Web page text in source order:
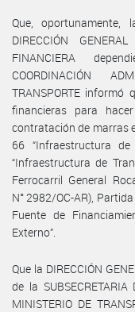
Que, oportunamente,
DIRECCIÓN
FINANCIERA
COORDINACIÓN
TRANSPORTE
financieras para
contratación de marras
66 “Infraestructura
“Infraestructura de
Ferrocarril General
N° 2982/OC-AR),
Fuente de
Externo”.
Que la DIRECCIÓN
de la SUBSECRETARIA
MINISTERIO DE